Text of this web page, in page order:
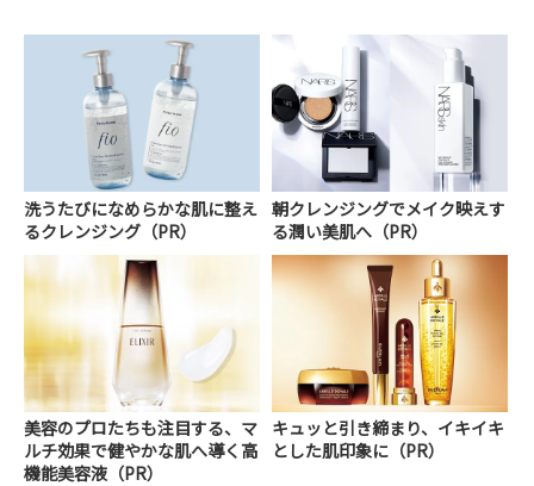
洗うたびになめらかな肌に整え
るクレンジング（PR）
朝クレンジングでメイク映えす
る潤い美肌へ（PR）
美容のプロたちも注目する、マ
ルチ効果で健やかな肌へ導く高
機能美容液（PR）
キュッと引き締まり、イキイキ
とした肌印象に（PR）